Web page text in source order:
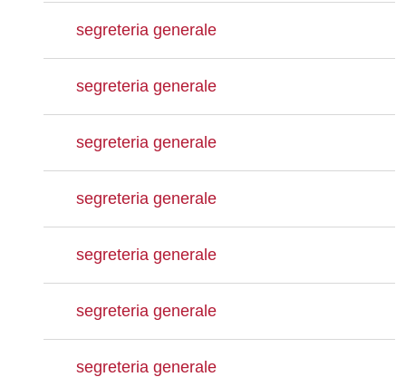
segreteria generale
segreteria generale
segreteria generale
segreteria generale
segreteria generale
segreteria generale
segreteria generale